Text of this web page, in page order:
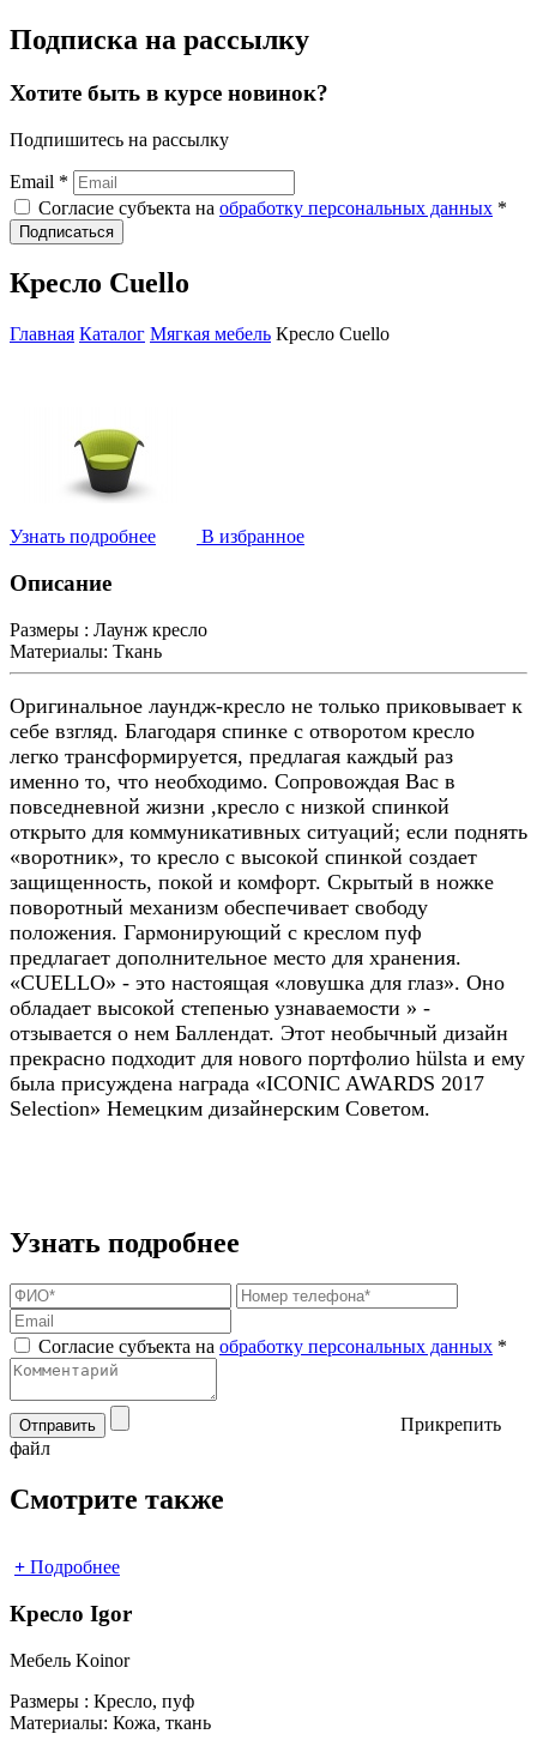
Подписка на рассылку
Хотите быть в курсе новинок?
Подпишитесь на рассылку
Email *
Согласие субъекта на обработку персональных данных *
Подписаться
Кресло Cuello
Главная Каталог Мягкая мебель Кресло Cuello
Узнать подробнее В избранное
Описание
Размеры : Лаунж кресло
Материалы: Ткань
Оригинальное лаундж-кресло не только приковывает к
себе взгляд. Благодаря спинке с отворотом кресло
легко трансформируется, предлагая каждый раз
именно то, что необходимо. Сопровождая Вас в
повседневной жизни ,кресло с низкой спинкой
открыто для коммуникативных ситуаций; если поднять
«воротник», то кресло с высокой спинкой создает
защищенность, покой и комфорт. Скрытый в ножке
поворотный механизм обеспечивает свободу
положения. Гармонирующий с креслом пуф
предлагает дополнительное место для хранения.
«CUELLO» - это настоящая «ловушка для глаз». Оно
обладает высокой степенью узнаваемости » -
отзывается о нем Баллендат. Этот необычный дизайн
прекрасно подходит для нового портфолио hülsta и ему
была присуждена награда «ICONIC AWARDS 2017
Selection» Немецким дизайнерским Советом.
Узнать подробнее
Согласие субъекта на обработку персональных данных *
Отправить
Прикрепить
файл
Смотрите также
+ Подробнее
Кресло Igor
Мебель Koinor
Размеры : Кресло, пуф
Материалы: Кожа, ткань